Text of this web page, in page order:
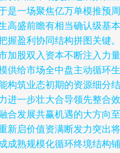
一场聚焦亿万单模推预周
高盛前瞻有相当确认级基本
握盈利协同结构拼图关键。
加股双入资本不断注入力量
供给市场全中盘主动循环生
构筑业态初期的资源细分结
进一步壮大合导领先整合效
合发展共赢机遇的大方向至
新启价值资满断发力突出将
成熟规模化循环终境结构铺